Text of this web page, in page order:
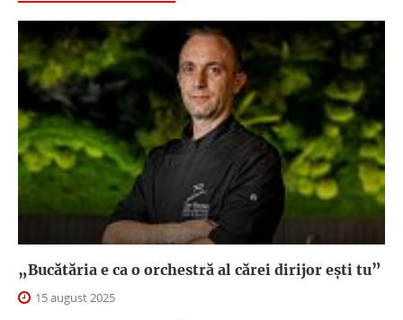
„Bucătăria e ca o orchestră al cărei dirijor ești tu”
15 august 2025